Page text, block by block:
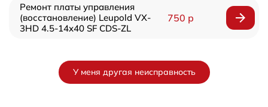
Ремонт платы управления
(восстановление) Leupold VX-
3HD 4.5-14x40 SF CDS-ZL
750 р
У меня другая неисправность